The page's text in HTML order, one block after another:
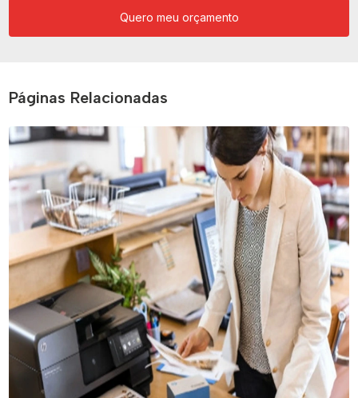
Quero meu orçamento
Páginas Relacionadas